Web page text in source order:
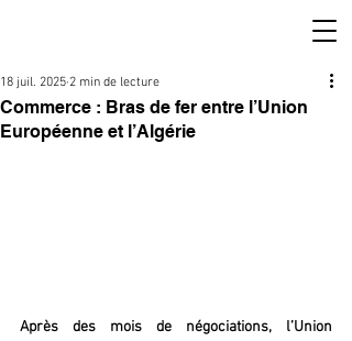
Commerce : Bras de fer entre l’Union
Européenne et l’Algérie
18 juil. 2025 2 min de lecture
Après des mois de négociations, l’Union